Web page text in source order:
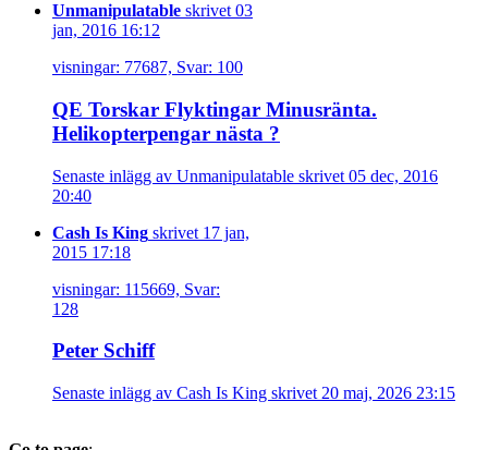
Unmanipulatable skrivet 03
jan, 2016 16:12
visningar: 77687, Svar: 100
QE Torskar Flyktingar Minusränta.
Helikopterpengar nästa ?
Senaste inlägg av Unmanipulatable skrivet 05 dec, 2016
20:40
Cash Is King skrivet 17 jan,
2015 17:18
visningar: 115669, Svar:
128
Peter Schiff
Senaste inlägg av Cash Is King skrivet 20 maj, 2026 23:15